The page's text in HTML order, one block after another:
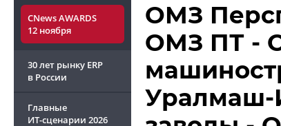
CNews AWARDS
12 ноября
30 лет рынку ERP
в России
Главные
ИТ-сценарии 2026
ОМЗ
ОМЗ ПТ -
Уралмаш-